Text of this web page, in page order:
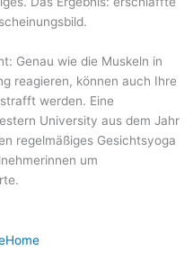
Genau wie die Muskeln in
reagieren, können auch Ihre
werden. Eine
University aus dem Jahr
regelmäßiges Gesichtsyoga
um